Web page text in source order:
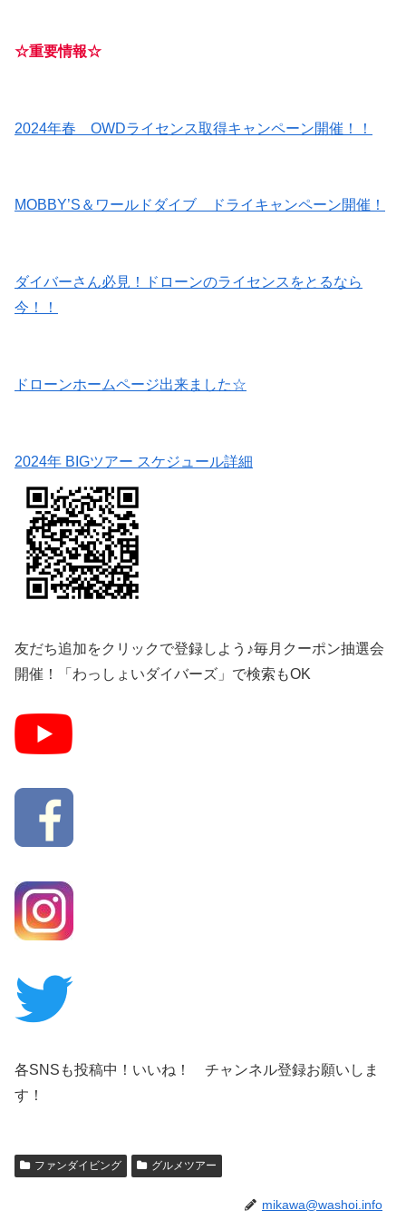
☆重要情報☆
2024年春 OWDライセンス取得キャンペーン開催！！
MOBBY’S＆ワールドダイブ ドライキャンペーン開催！
ダイバーさん必見！ドローンのライセンスをとるなら
今！！
ドローンホームページ出来ました☆
2024年 BIGツアー スケジュール詳細
友だち追加をクリックで登録しよう♪毎月クーポン抽選会
開催！「わっしょいダイバーズ」で検索もOK
各SNSも投稿中！いいね！ チャンネル登録お願いしま
す！
ファンダイビング グルメツアー
mikawa@washoi.info